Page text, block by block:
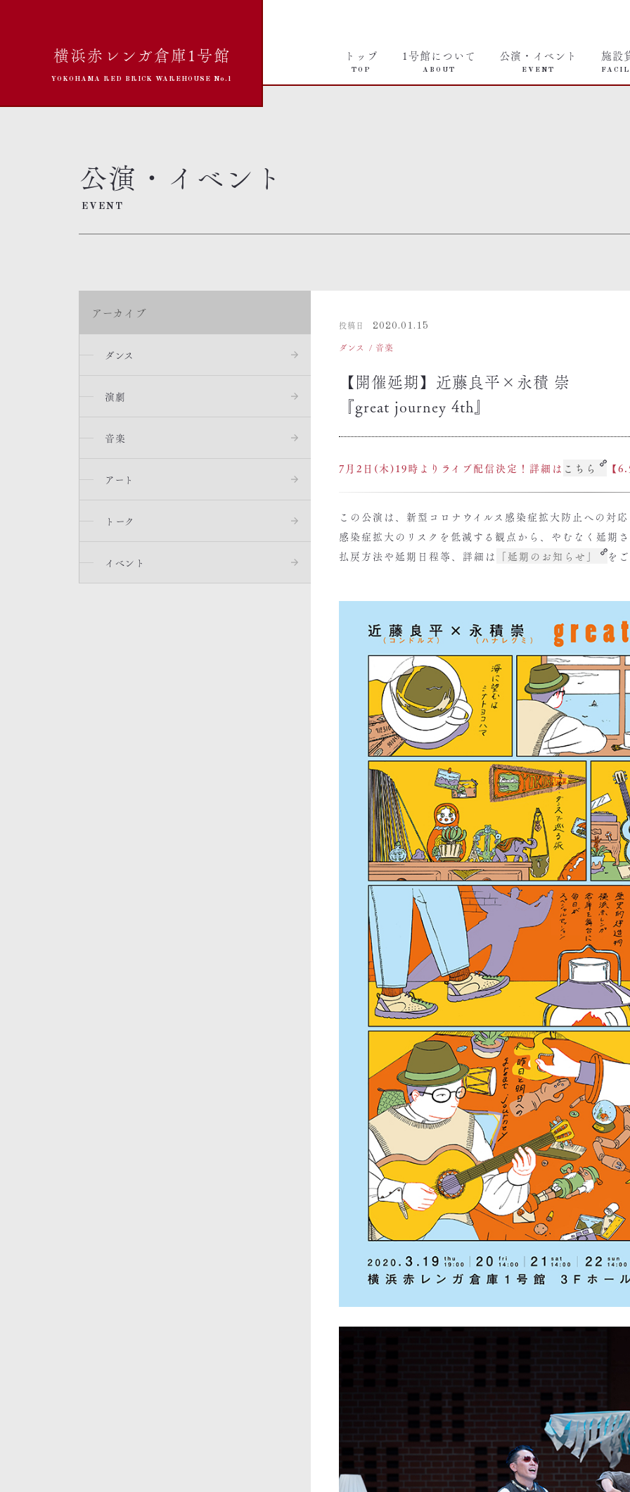
横浜赤レンガ倉庫1号館
YOKOHAMA RED BRICK WAREHOUSE No.1
トップ
TOP
1号館について
ABOUT
公演・イベント
EVENT
施設
公演・イベント
EVENT
投稿日 2020.01.15
ダンス 音楽
【開催延期】近藤良平×永積 崇
『great journey 4th』
7月2日(木)19時よりライブ配信決定！詳細は こちら 【
この公演は、新型コロナウイルス感染症拡大防止への対
感染症拡大のリスクを低減する観点から、やむなく延期
払戻方法や延期日程等、詳細は 「延期のお知らせ」 を
アーカイブ
ダンス
演劇
音楽
アート
トーク
イベント